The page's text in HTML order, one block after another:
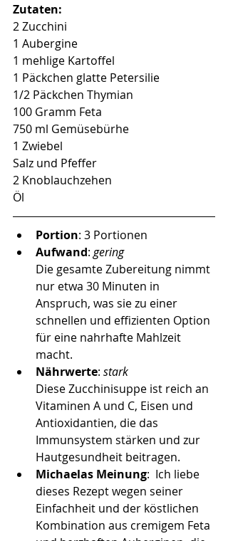
Zutaten:
2 Zucchini
1 Aubergine
1 mehlige Kartoffel
1 Päckchen glatte Petersilie
1/2 Päckchen Thymian
100 Gramm Feta
750 ml Gemüsebürhe
1 Zwiebel
Salz und Pfeffer
2 Knoblauchzehen
Öl
Portion: 3 Portionen
Aufwand: gering
Die gesamte Zubereitung nimmt
nur etwa 30 Minuten in
Anspruch, was sie zu einer
schnellen und effizienten Option
für eine nahrhafte Mahlzeit
macht.
Nährwerte: stark
Diese Zucchinisuppe ist reich an
Vitaminen A und C, Eisen und
Antioxidantien, die das
Immunsystem stärken und zur
Hautgesundheit beitragen.
Michaelas Meinung:  Ich liebe
dieses Rezept wegen seiner
Einfachheit und der köstlichen
Kombination aus cremigem Feta